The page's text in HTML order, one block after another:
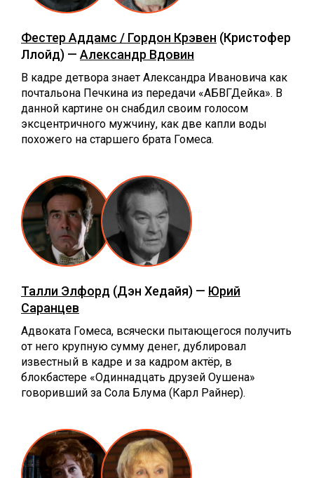
Фестер Аддамс / Гордон Крэвен (Кристофер
Ллойд) — Александр Вдовин
В кадре детвора знает Александра Ивановича как
почтальона Печкина из передачи «АБВГДейка». В
данной картине он снабдил своим голосом
эксцентричного мужчину, как две капли воды
похожего на старшего брата Гомеса.
Талли Элфорд (Дэн Хедайя) — Юрий
Саранцев
Адвоката Гомеса, всячески пытающегося получить
от него крупную сумму денег, дублировал
известный в кадре и за кадром актёр, в
блокбастере «Одиннадцать друзей Оушена»
говоривший за Сола Блума (Карл Райнер).